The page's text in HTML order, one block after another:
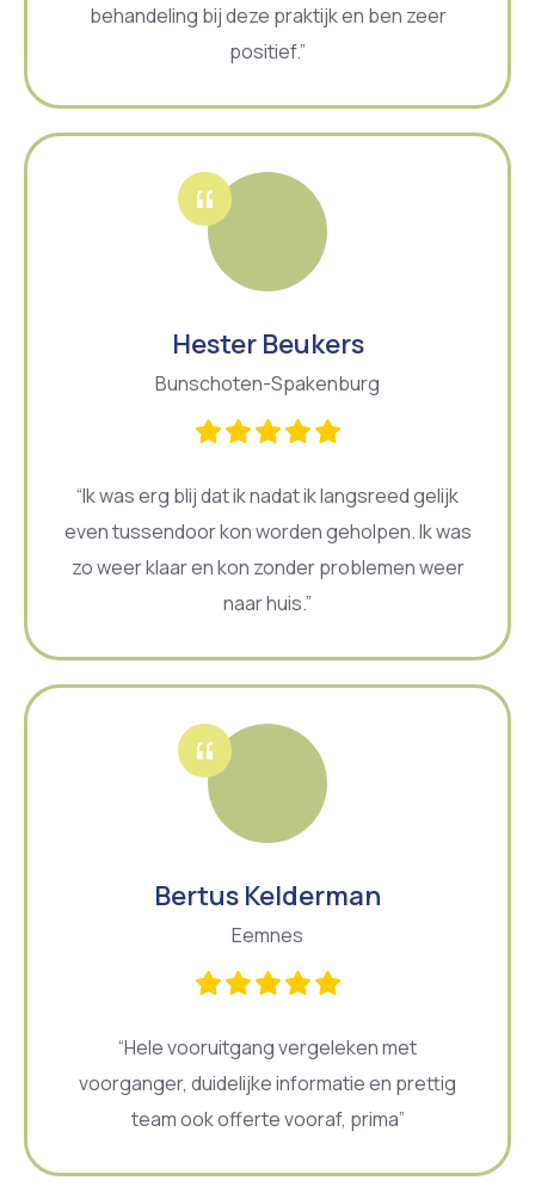
behandeling bij deze praktijk en ben zeer
positief.”
Bunschoten-Spakenburg
“Ik was erg blij dat ik nadat ik langsreed gelijk
even tussendoor kon worden geholpen. Ik was
zo weer klaar en kon zonder problemen weer
naar huis.”
Hester Beukers
Eemnes
“Hele vooruitgang vergeleken met
voorganger, duidelijke informatie en prettig
team ook offerte vooraf, prima”
Bertus Kelderman